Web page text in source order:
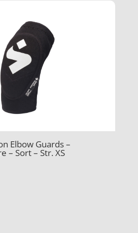
Elbow Guards –
– Sort – Str. XS